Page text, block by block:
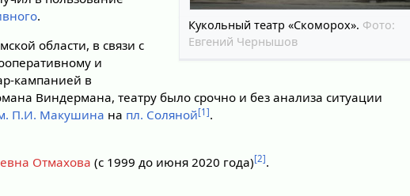
Кукольный театр «Скоморох». Фото:
Евгений Чернышов
.
области, в связи с
и
кампанией в
Виндермана, театру было срочно и без анализа ситуации
П.И. Макушина на пл. Соляной[1].
Отмахова (c 1999 до июня 2020 года)[2].